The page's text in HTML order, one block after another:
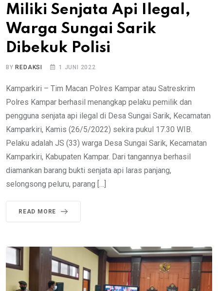
Miliki Senjata Api Ilegal,
Warga Sungai Sarik
Dibekuk Polisi
BYREDAKSI 1 JUNI 2022
Kamparkiri – Tim Macan Polres Kampar atau Satreskrim
Polres Kampar berhasil menangkap pelaku pemilik dan
pengguna senjata api ilegal di Desa Sungai Sarik, Kecamatan
Kamparkiri, Kamis (26/5/2022) sekira pukul 17.30 WIB.
Pelaku adalah JS (33) warga Desa Sungai Sarik, Kecamatan
Kamparkiri, Kabupaten Kampar. Dari tangannya berhasil
diamankan barang bukti senjata api laras panjang,
selongsong peluru, parang […]
READ MORE